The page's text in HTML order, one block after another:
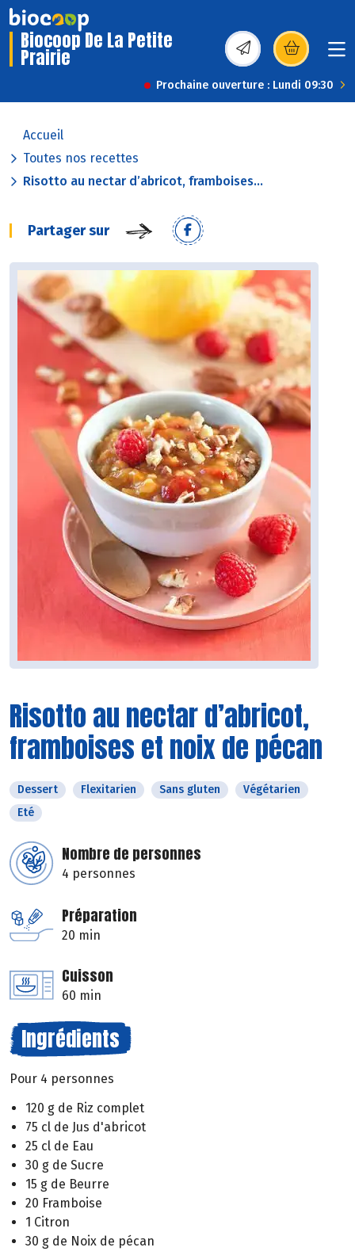
Biocoop De La Petite
Prairie (s’ouvre dans une
Prochaine ouverture : Lundi 09:30
Accueil
Toutes nos recettes
Risotto au nectar d’abricot, framboises...
Partager sur
Risotto au nectar d’abricot,
framboises et noix de pécan
Dessert Flexitarien Sans gluten
Végétarien
Eté
Nombre de personnes
4 personnes
Préparation
20 min
Cuisson
60 min
Ingrédients
Pour 4 personnes
120 g de Riz complet
75 cl de Jus d'abricot
25 cl de Eau
30 g de Sucre
15 g de Beurre
20 Framboise
1 Citron
30 g de Noix de pécan